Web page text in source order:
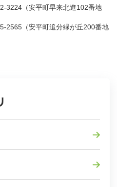
（安平町早来北進102番地
（安平町追分緑が丘200番地